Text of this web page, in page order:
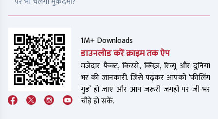
1M+ Downloads
डाउनलोड करें क्राइम तक ऐप
मजेदार फैक्ट, किस्से, क्विज़, रिव्यू और दुनिया
भर की जानकारी. जिसे पढ़कर आपको ‘फीलिंग
गुड’ हो जाए और आप जरूरी जगहों पर जी-भर
चौड़े हो सकें.